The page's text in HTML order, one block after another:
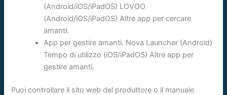
(Android/iOS/iPadOS) LOVOO
(Android/iOS/iPadOS) Altre app per cercare
amanti.
App per gestire amanti. Nova Launcher (Android)
Tempo di utilizzo (iOS/iPadOS) Altre app per
gestire amanti.
Puoi controllare il sito web del produttore o il manuale